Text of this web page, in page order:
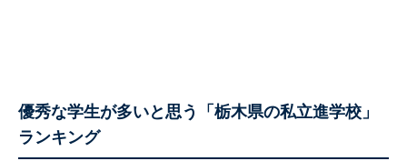
優秀な学生が多いと思う「栃木県の私立進学校」
ランキング